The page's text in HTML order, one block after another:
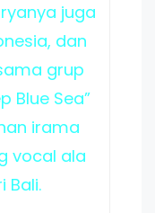
juga
dan
grup
Blue Sea”
irama
vocal ala
Bali.